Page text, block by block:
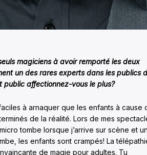
magiciens à avoir remporté les deux
un des rares experts dans les publics
public affectionnez-vous le plus?
à arnaquer que les enfants à cause
de la réalité. Lors de mes
tombe lorsque j’arrive sur scène et
les enfants sont crampés! La
de magie pour adultes. Tu